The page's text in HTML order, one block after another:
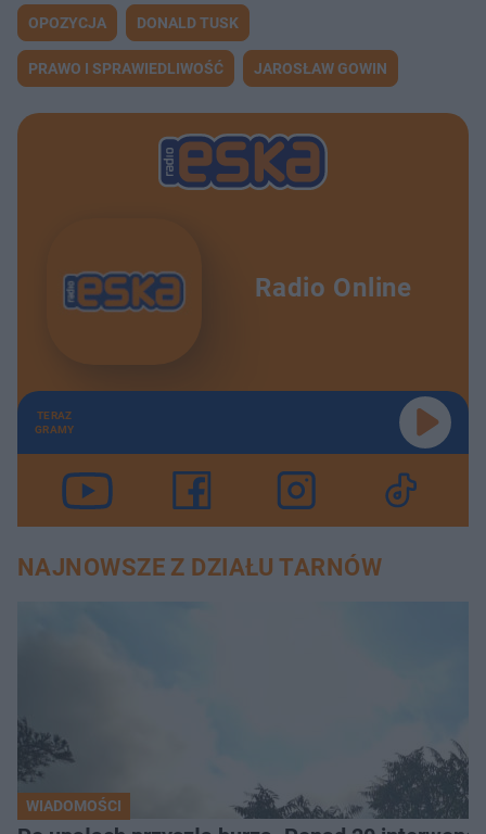
OPOZYCJA DONALD TUSK
PRAWO I SPRAWIEDLIWOŚĆ JAROSŁAW GOWIN
Radio Online
TERAZ
GRAMY
NAJNOWSZE Z DZIAŁU TARNÓW
WIADOMOŚCI